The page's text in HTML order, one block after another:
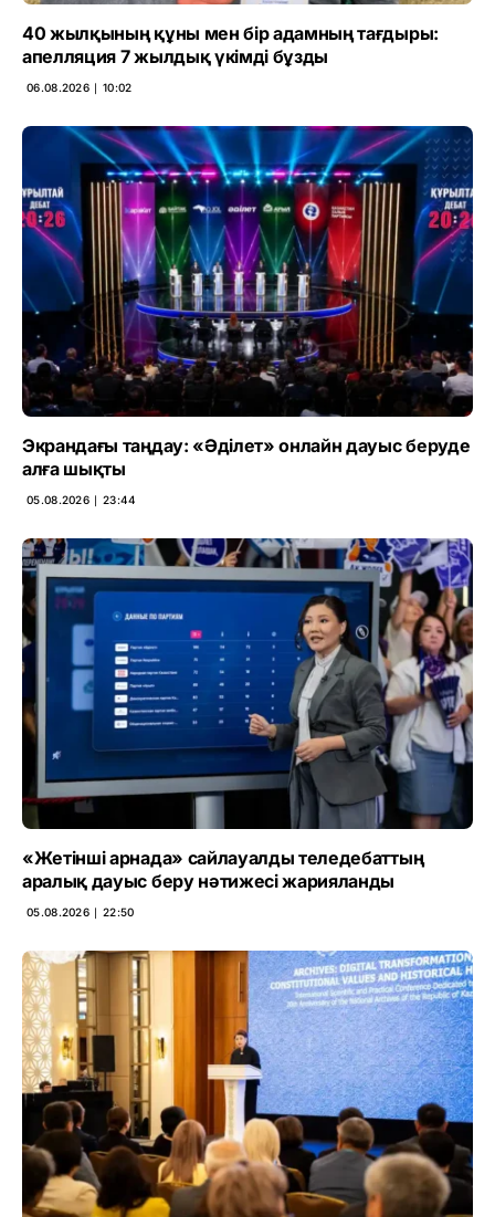
40 жылқының құны мен бір адамның тағдыры:
апелляция 7 жылдық үкімді бұзды
06.08.2026 ∣ 10:02
Экрандағы таңдау: «Әділет» онлайн дауыс беруде
алға шықты
05.08.2026 ∣ 23:44
«Жетінші арнада» сайлауалды теледебаттың
аралық дауыс беру нәтижесі жарияланды
05.08.2026 ∣ 22:50